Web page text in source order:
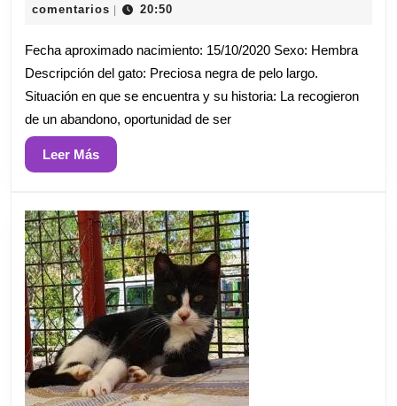
2025
comentarios
20:50
Fecha aproximado nacimiento: 15/10/2020 Sexo: Hembra
Descripción del gato: Preciosa negra de pelo largo.
Situación en que se encuentra y su historia: La recogieron
de un abandono, oportunidad de ser
Leer MásLeer
Más